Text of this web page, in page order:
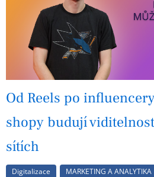
Od Reels po
shopy budují
sítích
Digitalizace MARKETING A ANALYTIKA